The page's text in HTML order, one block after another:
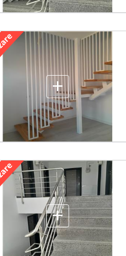
+
+